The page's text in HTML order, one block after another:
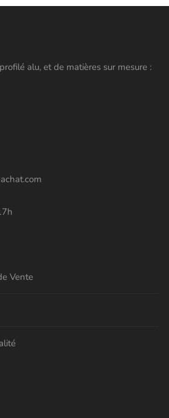
alu, et de matières sur mesure :
Vente